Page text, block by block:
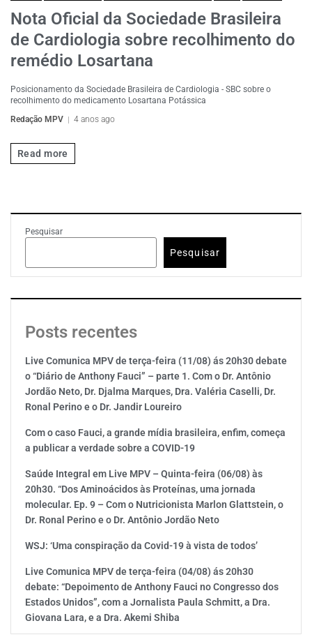
Nota Oficial da Sociedade Brasileira
de Cardiologia sobre recolhimento do
remédio Losartana
Posicionamento da Sociedade Brasileira de Cardiologia - SBC sobre o
recolhimento do medicamento Losartana Potássica
Redação MPV
4 anos ago
Read more
Pesquisar
Pesquisar
Posts recentes
Live Comunica MPV de terça-feira (11/08) ás 20h30 debate
o “Diário de Anthony Fauci” – parte 1. Com o Dr. Antônio
Jordão Neto, Dr. Djalma Marques, Dra. Valéria Caselli, Dr.
Ronal Perino e o Dr. Jandir Loureiro
Com o caso Fauci, a grande mídia brasileira, enfim, começa
a publicar a verdade sobre a COVID-19
Saúde Integral em Live MPV – Quinta-feira (06/08) às
20h30. “Dos Aminoácidos às Proteínas, uma jornada
molecular. Ep. 9 – Com o Nutricionista Marlon Glattstein, o
Dr. Ronal Perino e o Dr. Antônio Jordão Neto
WSJ: ‘Uma conspiração da Covid-19 à vista de todos’
Live Comunica MPV de terça-feira (04/08) ás 20h30
debate: “Depoimento de Anthony Fauci no Congresso dos
Estados Unidos”, com a Jornalista Paula Schmitt, a Dra.
Giovana Lara, e a Dra. Akemi Shiba